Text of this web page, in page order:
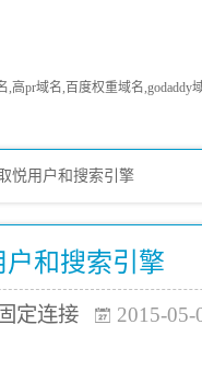
高pr域名,百度权重域名,godaddy
悦用户和搜索引擎
和搜索引擎
固定连接
2015-05-